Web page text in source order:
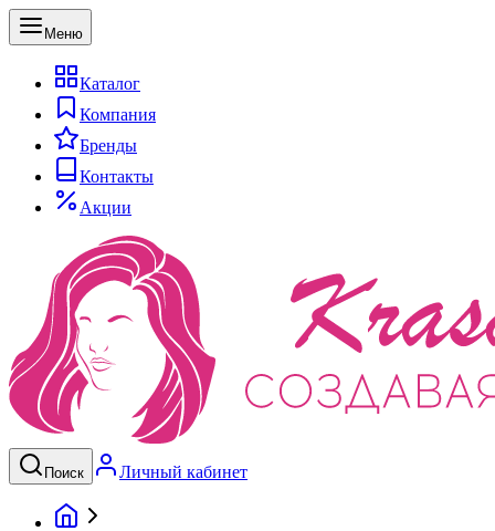
Меню
Каталог
Компания
Бренды
Контакты
Акции
Поиск Личный кабинет